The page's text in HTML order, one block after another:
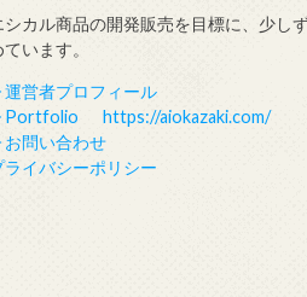
シカル商品の開発販売を目標に、少し
います。
営者プロフィール
https://aiokazaki.com/
問い合わせ
ライバシーポリシー